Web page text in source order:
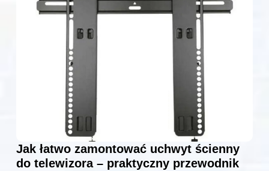
Jak łatwo zamontować uchwyt ścienny
do telewizora – praktyczny przewodnik